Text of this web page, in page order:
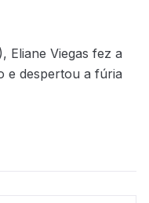
Eliane Viegas fez a
e despertou a fúria